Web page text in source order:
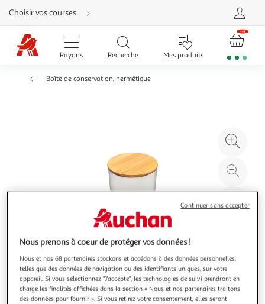
Aller
directement
au
contenu
Aller
directement
Aller
Choisir vos courses
Rayons Recherche Mes produits
Boîte de conservation, hermétique
à
100
le
Illustration
précédente
Illustration
suivante
Nous prenons à coeur de protéger vos données !
Nous et nos 68 partenaires stockons et accédons à des données personnelles,
telles que des données de navigation ou des identifiants uniques, sur votre
appareil. Si vous sélectionnez "J'accepte", les technologies de suivi prendront en
charge les finalités affichées dans la section « Nous et nos partenaires traitons
des données pour fournir ». Si vous retirez votre consentement, elles seront
Continuer sans accepter